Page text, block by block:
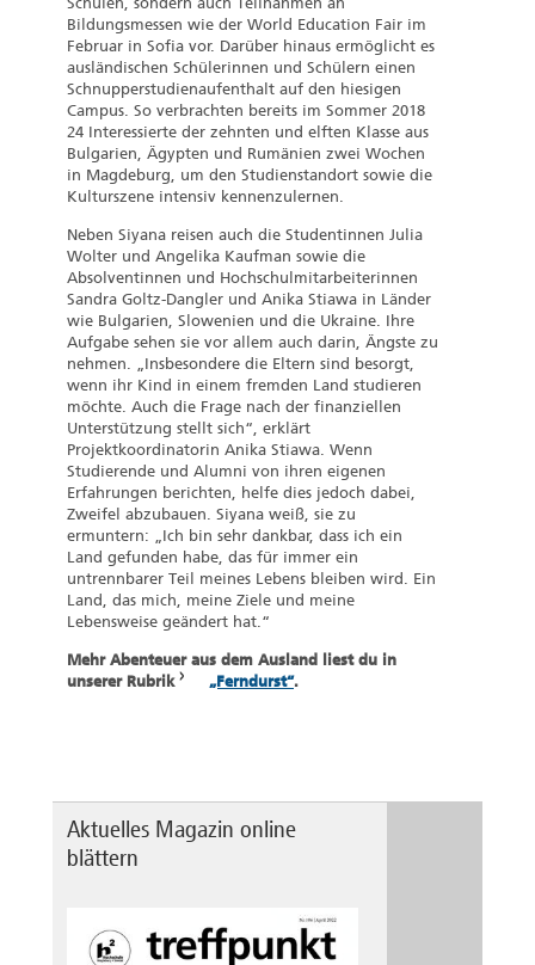
Bildungsmessen wie der World Education Fair im
Februar in Sofia vor. Darüber hinaus ermöglicht es
ausländischen Schülerinnen und Schülern einen
Schnupperstudienaufenthalt auf den hiesigen
Campus. So verbrachten bereits im Sommer 2018
24 Interessierte der zehnten und elften Klasse aus
Bulgarien, Ägypten und Rumänien zwei Wochen
in Magdeburg, um den Studienstandort sowie die
Kulturszene intensiv kennenzulernen.
Neben Siyana reisen auch die Studentinnen Julia
Wolter und Angelika Kaufman sowie die
Absolventinnen und Hochschulmitarbeiterinnen
Sandra Goltz-Dangler und Anika Stiawa in Länder
wie Bulgarien, Slowenien und die Ukraine. Ihre
Aufgabe sehen sie vor allem auch darin, Ängste zu
nehmen. „Insbesondere die Eltern sind besorgt,
wenn ihr Kind in einem fremden Land studieren
möchte. Auch die Frage nach der finanziellen
Unterstützung stellt sich“, erklärt
Projektkoordinatorin Anika Stiawa. Wenn
Studierende und Alumni von ihren eigenen
Erfahrungen berichten, helfe dies jedoch dabei,
Zweifel abzubauen. Siyana weiß, sie zu
ermuntern: „Ich bin sehr dankbar, dass ich ein
Land gefunden habe, das für immer ein
untrennbarer Teil meines Lebens bleiben wird. Ein
Land, das mich, meine Ziele und meine
Lebensweise geändert hat.“
Mehr Abenteuer aus dem Ausland liest du in
unserer Rubrik
„Ferndurst“.
Aktuelles Magazin online
blättern